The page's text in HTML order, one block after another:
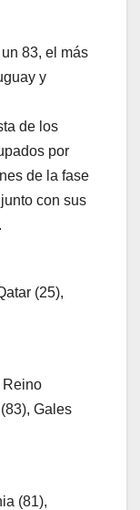
83, el más
y
de los
por
de la fase
con sus
(25),
Reino
Gales
(81),